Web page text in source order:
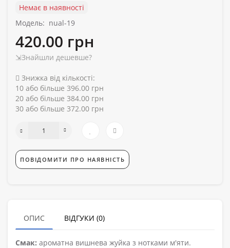
Немає в наявності
Модель: nual-19
420.00 грн
⇲Знайшли дешевше?
Знижка від кількості:
10 або більше 396.00 грн
20 або більше 384.00 грн
30 або більше 372.00 грн
ПОВІДОМИТИ ПРО НАЯВНІСТЬ
ОПИС ВІДГУКИ (0)
Смак: ароматна вишнева жуйка з нотками м'яти.